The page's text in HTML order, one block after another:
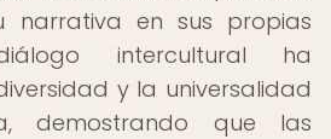
narrativa en sus propias
intercultural ha
y la universalidad
demostrando que las